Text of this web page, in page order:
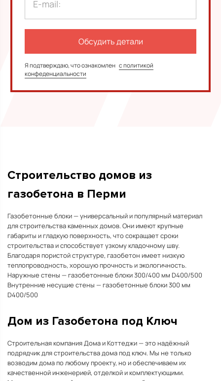
Я подтверждаю, что ознакомлен с политикой
конфеденциальности
Строительство домов из
газобетона в Перми
Газобетонные блоки — универсальный и популярный материал
для строительства каменных домов. Они имеют крупные
габариты и гладкую поверхность, что сокращает сроки
строительства и способствует узкому кладочному шву.
Благодаря пористой структуре, газобетон имеет низкую
теплопроводность, хорошую прочность и экологичность.
Наружные стены — газобетонные блоки 300/400 мм D400/500
Внутренние несущие стены — газобетонные блоки 300 мм
D400/500
Дом из Газобетона под Ключ
Строительная компания Дома и Коттеджи — это надёжный
подрядчик для строительства дома под ключ. Мы не только
возводим дома по любому проекту, но и обеспечиваем их
качественной инженерией, отделкой и комплектующими.